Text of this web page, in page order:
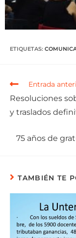
ETIQUETAS:
Entrada
Resoluciones
y traslados
75 años de
TAMBIÉN TE